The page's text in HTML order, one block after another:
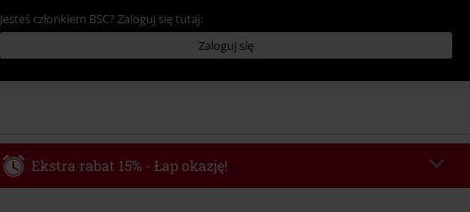
Jesteś członkiem BSC? Zaloguj się tutaj:
Zaloguj się
Ekstra rabat 15% - Łap okazję!